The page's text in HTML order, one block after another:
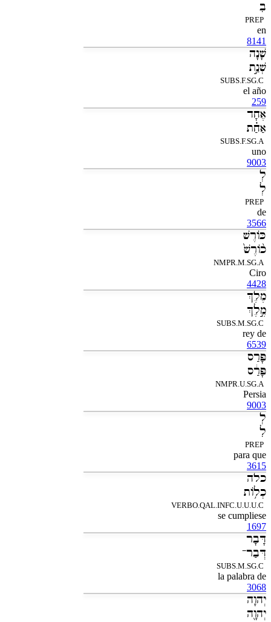
בִ
PREP
en
8141
שָׁנָה
שְׁנַ֣ת
SUBS.F.SG.C
el año
259
אֶחָד
אַחַ֗ת
SUBS.F.SG.A
uno
9003
לְ
לְ
PREP
de
3566
כֹּורֶשׁ
כֹ֨ורֶשׁ֙
NMPR.M.SG.A
Ciro
4428
מֶלֶךְ
מֶ֣לֶךְ
SUBS.M.SG.C
rey de
6539
פָּרַס
פָּרַ֔ס
NMPR.U.SG.A
Persia
9003
לְ
לִ
PREP
para que
3615
כלה
כְלֹ֥ות
VERBO.QAL.INFC.U.U.U.C
se cumpliese
1697
דָּבָר
דְּבַר־
SUBS.M.SG.C
la palabra de
3068
יְהוָה
יְהוָ֖ה